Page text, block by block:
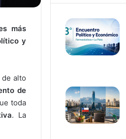
más
y
alto
de
toda
. La